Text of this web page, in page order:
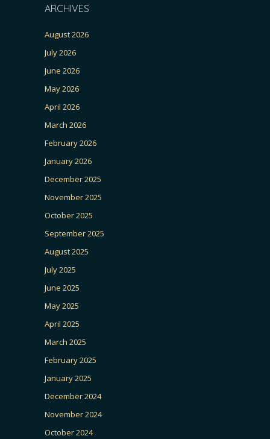
ARCHIVES
August 2026
July 2026
June 2026
May 2026
April 2026
March 2026
February 2026
January 2026
December 2025
November 2025
October 2025
September 2025
August 2025
July 2025
June 2025
May 2025
April 2025
March 2025
February 2025
January 2025
December 2024
November 2024
October 2024